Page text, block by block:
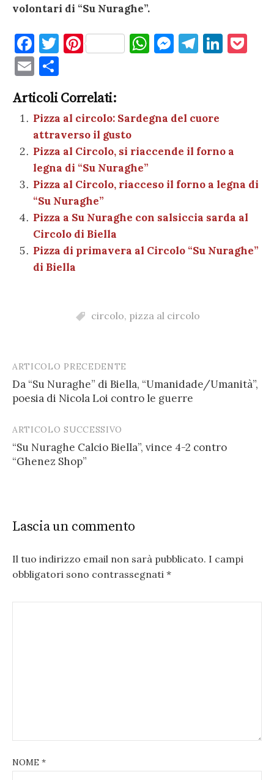
volontari di “Su Nuraghe”.
F
a
c
e
b
o
o
k
T
te
r
Pi
es
t
W
A
p
M
g
er
T
a
m
Li
E
m
ai
l
o
n
di
vi
di
Articoli Correlati:
Pizza al circolo: Sardegna del cuore
attraverso il gusto
Pizza al Circolo, si riaccende il forno a
legna di “Su Nuraghe”
Pizza al Circolo, riacceso il forno a legna di
“Su Nuraghe”
Pizza a Su Nuraghe con salsiccia sarda al
Circolo di Biella
Pizza di primavera al Circolo “Su Nuraghe”
di Biella
circolo, pizza al circolo
Post
navigation
ARTICOLO PRECEDENTE
Da “Su Nuraghe” di Biella, “Umanidade/Umanità”,
poesia di Nicola Loi contro le guerre
ARTICOLO SUCCESSIVO
“Su Nuraghe Calcio Biella”, vince 4-2 contro
“Ghenez Shop”
Lascia un commento
Il tuo indirizzo email non sarà pubblicato. I campi
obbligatori sono contrassegnati *
NOME *